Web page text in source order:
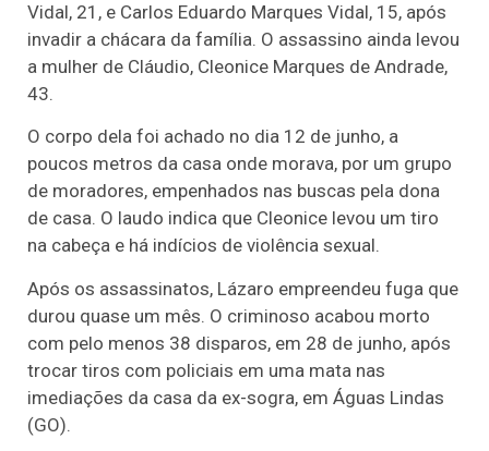
Vidal, 21, e Carlos Eduardo Marques Vidal, 15, após
invadir a chácara da família. O assassino ainda levou
a mulher de Cláudio, Cleonice Marques de Andrade,
43.
O corpo dela foi achado no dia 12 de junho, a
poucos metros da casa onde morava, por um grupo
de moradores, empenhados nas buscas pela dona
de casa. O laudo indica que Cleonice levou um tiro
na cabeça e há indícios de violência sexual.
Após os assassinatos, Lázaro empreendeu fuga que
durou quase um mês. O criminoso acabou morto
com pelo menos 38 disparos, em 28 de junho, após
trocar tiros com policiais em uma mata nas
imediações da casa da ex-sogra, em Águas Lindas
(GO).